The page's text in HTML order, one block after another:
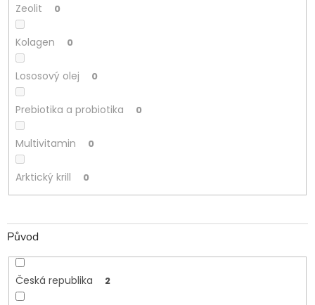
Zeolit 0
Kolagen 0
Lososový olej 0
Prebiotika a probiotika 0
Multivitamin 0
Arktický krill 0
Původ
Česká republika 2